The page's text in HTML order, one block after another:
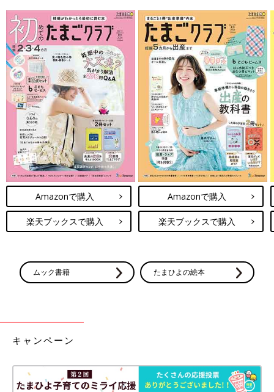
Amazonで購入
楽天ブックスで購入
Amazonで購入
楽天ブックスで購入
ムック書籍 たまひよの絵本
キャンペーン